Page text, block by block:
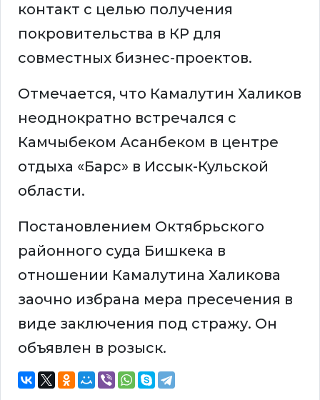
контакт с целью получения
покровительства в КР для
совместных бизнес-проектов.
Отмечается, что Камалутин Халиков
неоднократно встречался с
Камчыбеком Асанбеком в центре
отдыха «Барс» в Иссык-Кульской
области.
Постановлением Октябрьского
районного суда Бишкека в
отношении Камалутина Халикова
заочно избрана мера пресечения в
виде заключения под стражу. Он
объявлен в розыск.